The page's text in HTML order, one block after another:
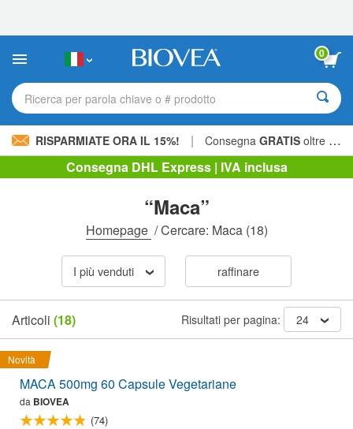
sito
include
sistema
0
Ricerca per parola chiave o # prodotto
RISPARMIATE ORA IL 15%! | Consegna GRATIS oltre 60,00 € »
Consegna DHL Express | IVA inclusa
“Maca”
Homepage /Cercare: Maca(18)
I più venduti raffinare
Articoli (18) Risultati per pagina: 24
Novità
MACA 500mg 60 Capsule Vegetariane
da BIOVEA
(74)